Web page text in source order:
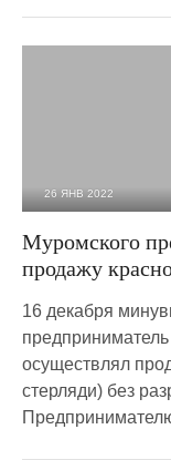
26 ЯНВ 2022
Муромского
продажу
16 декабря
осуществлял
стерляди) без